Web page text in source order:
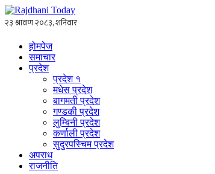
होमपेज
समाचार
प्रदेश
प्रदेश १
मधेस प्रदेश
बागमती प्रदेश
गण्डकी प्रदेश
लुम्बिनी प्रदेश
कर्णाली प्रदेश
सुदुरपस्चिम प्रदेश
अपराध
राजनीति